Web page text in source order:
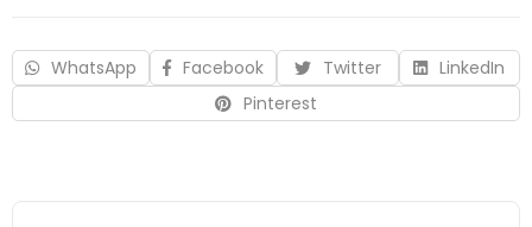
WhatsApp Facebook Twitter
LinkedIn
Pinterest